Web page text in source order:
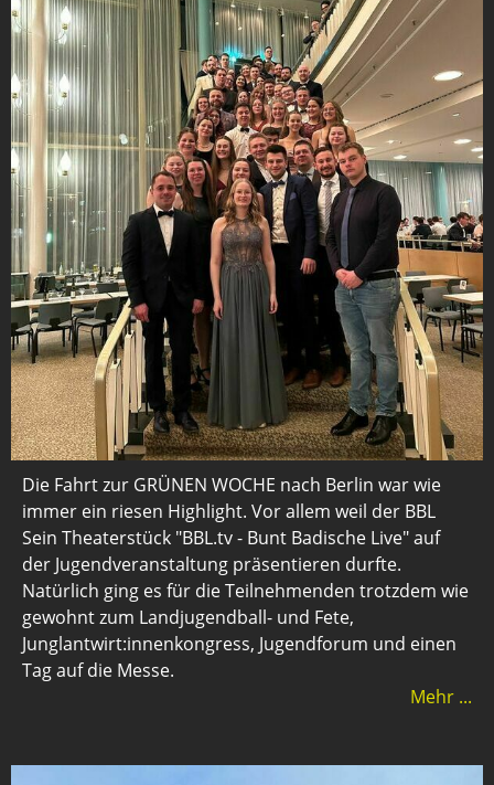
Die Fahrt zur GRÜNEN WOCHE nach Berlin war wie
immer ein riesen Highlight. Vor allem weil der BBL
Sein Theaterstück "BBL.tv - Bunt Badische Live" auf
der Jugendveranstaltung präsentieren durfte.
Natürlich ging es für die Teilnehmenden trotzdem wie
gewohnt zum Landjugendball- und Fete,
Junglantwirt:innenkongress, Jugendforum und einen
Tag auf die Messe.
Mehr ...